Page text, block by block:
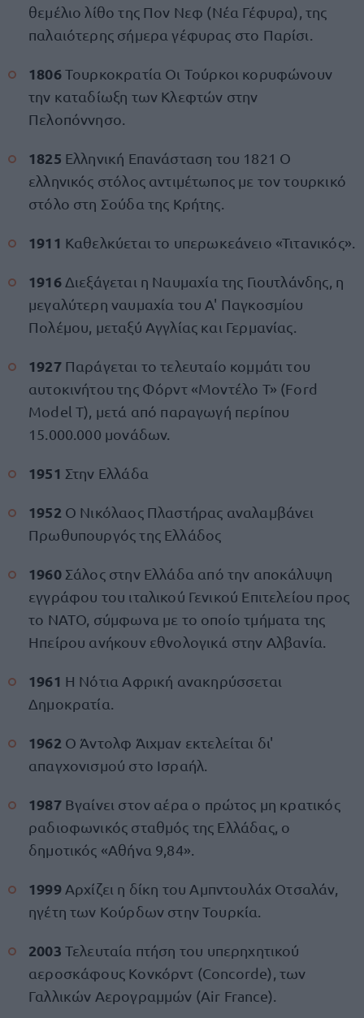
θεμέλιο λίθο της Πον Νεφ (Νέα Γέφυρα), της
παλαιότερης σήμερα γέφυρας στο Παρίσι.
1806Τουρκοκρατία Οι Τούρκοι κορυφώνουν
την καταδίωξη των Κλεφτών στην
Πελοπόννησο.
1825 Ελληνική Επανάσταση του 1821 Ο
ελληνικός στόλος αντιμέτωπος με τον τουρκικό
στόλο στη Σούδα της Κρήτης.
1911 Καθελκύεται το υπερωκεάνειο «Τιτανικός».
1916 Διεξάγεται η Ναυμαχία της Γιουτλάνδης, η
μεγαλύτερη ναυμαχία του Α' Παγκοσμίου
Πολέμου, μεταξύ Αγγλίας και Γερμανίας.
1927 Παράγεται το τελευταίο κομμάτι του
αυτοκινήτου της Φόρντ «Μοντέλο Τ» (Ford
Model T), μετά από παραγωγή περίπου
15.000.000 μονάδων.
1951 Στην Ελλάδα
1952 Ο Νικόλαος Πλαστήρας αναλαμβάνει
Πρωθυπουργός της Ελλάδος
1960 Σάλος στην Ελλάδα από την αποκάλυψη
εγγράφου του ιταλικού Γενικού Επιτελείου προς
το ΝΑΤΟ, σύμφωνα με το οποίο τμήματα της
Ηπείρου ανήκουν εθνολογικά στην Αλβανία.
1961 Η Νότια Αφρική ανακηρύσσεται
Δημοκρατία.
1962 Ο Άντολφ Άιχμαν εκτελείται δι'
απαγχονισμού στο Ισραήλ.
1987 Βγαίνει στον αέρα ο πρώτος μη κρατικός
ραδιοφωνικός σταθμός της Ελλάδας, ο
δημοτικός «Αθήνα 9,84».
1999 Αρχίζει η δίκη του Αμπντουλάχ Οτσαλάν,
ηγέτη των Κούρδων στην Τουρκία.
2003 Τελευταία πτήση του υπερηχητικού
αεροσκάφους Κονκόρντ (Concorde), των
Γαλλικών Αερογραμμών (Air France).